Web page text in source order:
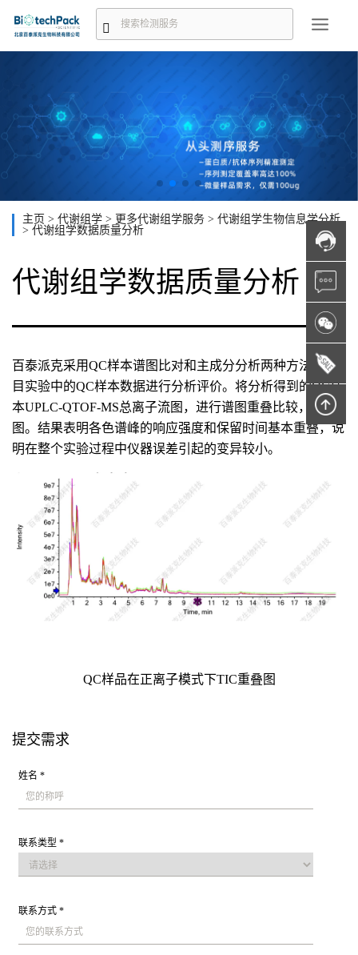
主页 > 代谢组学 > 更多代谢组学服务 > 代谢组学生物信息学分析
> 代谢组学数据质量分析
代谢组学数据质量分析
百泰派克采用QC样本谱图比对和主成分分析两种方法，项
目实验中的QC样本数据进行分析评价。将分析得到的QC样
本UPLC-QTOF-MS总离子流图，进行谱图重叠比较，见下
图。结果表明各色谱峰的响应强度和保留时间基本重叠，说
明在整个实验过程中仪器误差引起的变异较小。
QC样品在正离子模式下TIC重叠图
提交需求
姓名 *
联系类型 *
联系方式 *